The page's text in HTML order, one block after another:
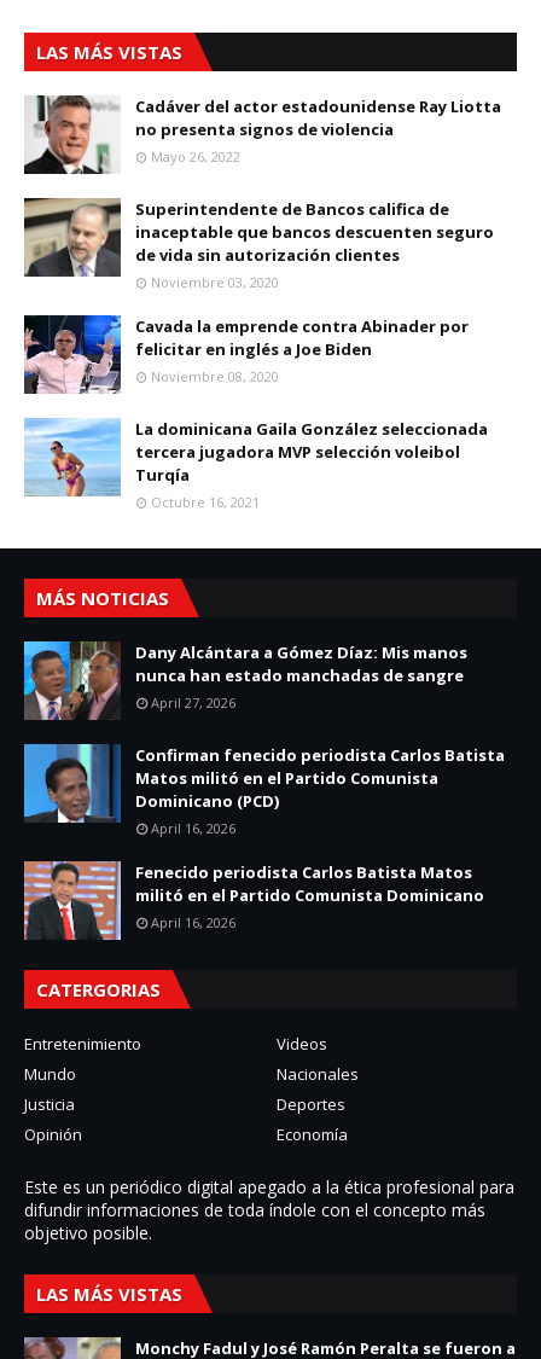
LAS MÁS VISTAS
Cadáver del actor estadounidense Ray Liotta
no presenta signos de violencia
Mayo 26, 2022
Superintendente de Bancos califica de
inaceptable que bancos descuenten seguro
de vida sin autorización clientes
Noviembre 03, 2020
Cavada la emprende contra Abinader por
felicitar en inglés a Joe Biden
Noviembre 08, 2020
La dominicana Gaila González seleccionada
tercera jugadora MVP selección voleibol
Turqía
Octubre 16, 2021
MÁS NOTICIAS
Dany Alcántara a Gómez Díaz: Mis manos
nunca han estado manchadas de sangre
April 27, 2026
Confirman fenecido periodista Carlos Batista
Matos militó en el Partido Comunista
Dominicano (PCD)
April 16, 2026
Fenecido periodista Carlos Batista Matos
militó en el Partido Comunista Dominicano
April 16, 2026
CATERGORIAS
Entretenimiento
Videos
Mundo
Nacionales
Justicia
Deportes
Opinión
Economía
Este es un periódico digital apegado a la ética profesional para
difundir informaciones de toda í­ndole con el concepto más
objetivo posible.
LAS MÁS VISTAS
Monchy Fadul y José Ramón Peralta se fueron a